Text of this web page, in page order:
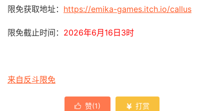
限免获取地址： https://emika-games.itch.io/callus
限免截止时间： 2026年6月16日3时
来自反斗限免
 赞(1)  打赏